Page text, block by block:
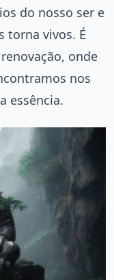
do nosso ser e
torna vivos. É
onde
nos
essência.